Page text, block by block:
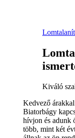
Kiváló
Kedvező
Biatorbágy
hívjon és adunk
több, mint két